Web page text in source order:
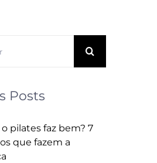
Posts
pilates faz bem? 7
que fazem a